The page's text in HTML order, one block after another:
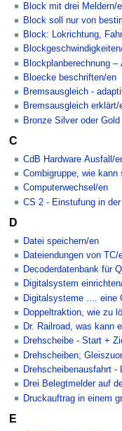
Block mit drei Meldern/
Block soll nur von
Block: Lokrichtung,
Blockplanberechnung
Bloecke beschriften/en
Bremsausgleich -
Bremsausgleich erklärt/
Bronze Silver oder
C
CdB Hardware Ausfall/
Combigruppe, wie
Computerwechsel/en
CS 2 - Einstufung in
D
Datei speichern/en
Dateiendungen von TC/
Decoderdatenbank für
Digitalsystem
Digitalsysteme .... eine
Doppeltraktion, wie zu
Dr. Railroad, was kann
Drehscheibe - Start +
Drehscheiben;
Drehscheibenausfahrt
Drei Belegtmelder auf
Druckauftrag in einem
E